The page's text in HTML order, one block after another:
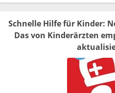
Schnelle Hilfe für Kinder:
Das von Kinderärzten